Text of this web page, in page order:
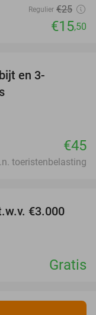
Regulier €25
€15,50
en 3-
€45
toeristenbelasting
€3.000
Gratis